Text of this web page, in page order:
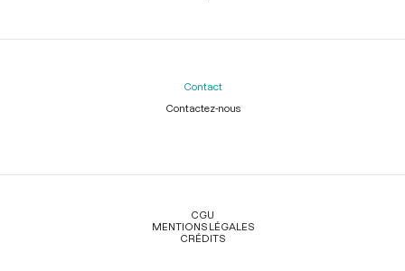
Contact
Contactez-nous
Légal
CGU
MENTIONS LÉGALES
CRÉDITS